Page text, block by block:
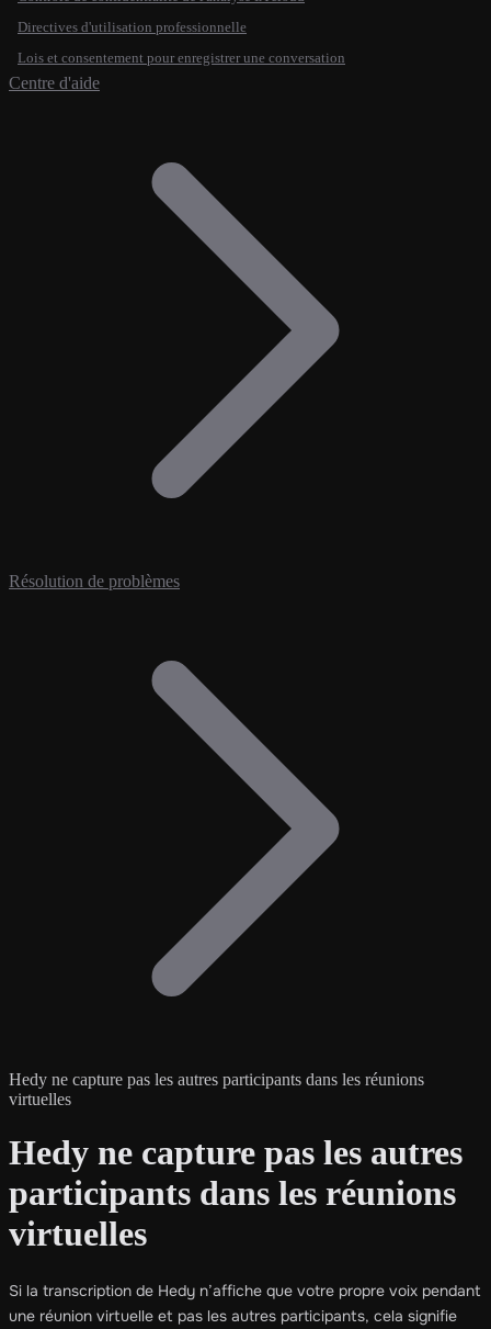
Directives d'utilisation professionnelle
Lois et consentement pour enregistrer une conversation
Centre d'aide
Résolution de problèmes
Hedy ne capture pas les autres participants dans les réunions
virtuelles
Hedy ne capture pas les autres
participants dans les réunions
virtuelles
Si la transcription de Hedy n’affiche que votre propre voix pendant
une réunion virtuelle et pas les autres participants, cela signifie